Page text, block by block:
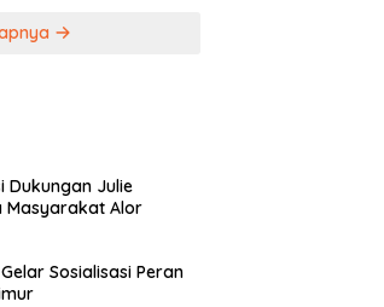
Dukungan Julie
Pada Masyarakat Alor
Sosialisasi Peran